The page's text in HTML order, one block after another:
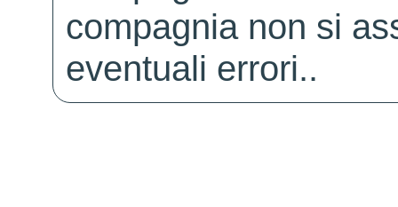
compagnia non si
eventuali errori..